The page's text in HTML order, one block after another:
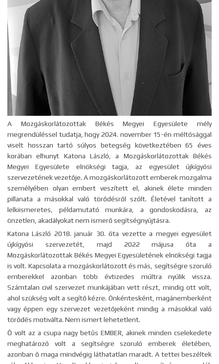
A Mozgáskorlátozottak Békés Megyei Egyesülete mély
megrendüléssel tudatja, hogy 2024. november 15-én méltósággal
viselt hosszan tartó súlyos betegség következtében 65 éves
korában elhunyt Katona László, a Mozgáskorlátozottak Békés
Megyei Egyesülete elnökségi tagja, az egyesület újkígyósi
szervezetének vezetője. A mozgáskorlátozott emberek mozgalma
személyében olyan embert veszített el, akinek élete minden
pillanata a másokkal való törődésről szólt. Életével tanított a
lelkiismeretes, példamutató munkára, a gondoskodásra, az
önzetlen, akadályokat nem ismerő segítségnyújtásra.
Katona László 2018. január 30. óta vezette a megyei egyesület
újkígyósi szervezetét, majd 2022 májusa óta a
Mozgáskorlátozottak Békés Megyei Egyesületének elnökségi tagja
is volt. Kapcsolata a mozgáskorlátozott és más, segítségre szoruló
emberekkel azonban több évtizedes múltra nyúlik vissza.
Számtalan civil szervezet munkájában vett részt, mindig ott volt,
ahol szükség volt a segítő kézre. Önkéntesként, magánemberként
vagy éppen egy szervezet vezetőjeként mindig a másokkal való
törődés motiválta. Nem ismert lehetetlent.
Ő volt az a csupa nagy betűs EMBER, akinek minden cselekedete
meghatározó volt a segítségre szoruló emberek életében,
azonban ő maga mindvégig láthatatlan maradt. A tettei beszéltek